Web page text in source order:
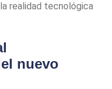
realidad tecnológica
nuevo